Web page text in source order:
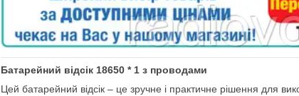
Батарейний відсік 18650 * 1 з проводами
Цей батарейний відсік – це зручне і практичне рішення для